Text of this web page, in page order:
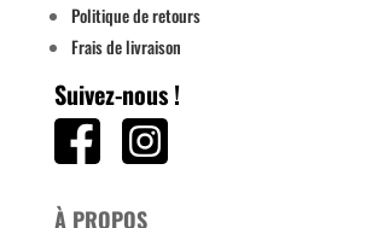
Politique de retours
Frais de livraison
Suivez-nous !
À PROPOS